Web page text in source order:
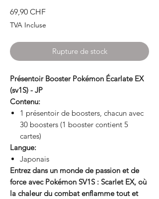
69,90 CHFPrix
TVA Incluse
Rupture de stock
Présentoir Booster Pokémon Écarlate EX
(sv1S) - JP
Contenu:
1 présentoir de boosters, chacun avec
30 boosters (1 booster contient 5
cartes)
Langue:
Japonais
Entrez dans un monde de passion et de
force avec Pokémon SV1S : Scarlet EX, où
la chaleur du combat enflamme tout et